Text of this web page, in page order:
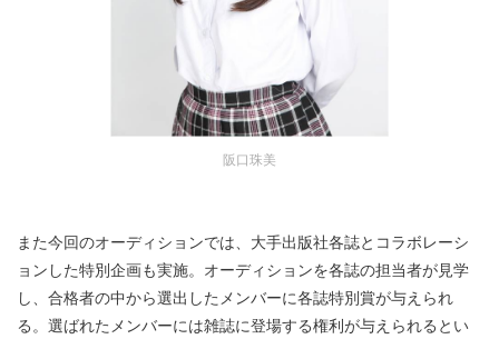
阪口珠美
また今回のオーディションでは、大手出版社各誌とコラボレーシ
ョンした特別企画も実施。オーディションを各誌の担当者が見学
し、合格者の中から選出したメンバーに各誌特別賞が与えられ
る。選ばれたメンバーには雑誌に登場する権利が与えられるとい